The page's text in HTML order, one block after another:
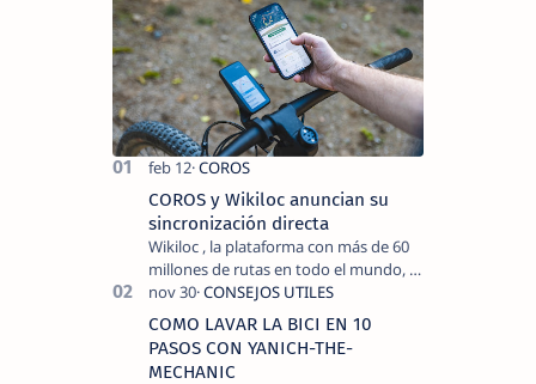
COROS y Wikiloc anuncian su
sincronización directa
Wikiloc , la plataforma con más de 60
millones de rutas en todo el mundo, y
COROS , marca de dispositivos GPS
reconocida mundialmente por su
tecnolo…
COMO LAVAR LA BICI EN 10
PASOS CON YANICH-THE-
MECHANIC